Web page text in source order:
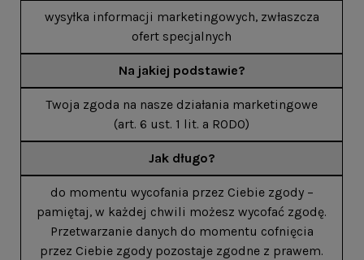
wysyłka informacji marketingowych, zwłaszcza
ofert specjalnych
Na jakiej podstawie?
Twoja zgoda na nasze działania marketingowe
(art. 6 ust. 1 lit. a RODO)
Jak długo?
do momentu wycofania przez Ciebie zgody –
pamiętaj, w każdej chwili możesz wycofać zgodę.
Przetwarzanie danych do momentu cofnięcia
przez Ciebie zgody pozostaje zgodne z prawem.